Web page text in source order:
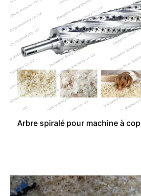
Arbre spiralé pour machine à